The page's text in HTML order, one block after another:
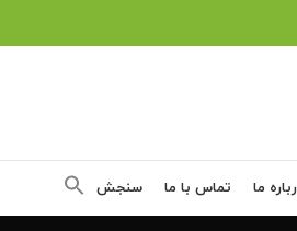
ما تماس با ما سنجش